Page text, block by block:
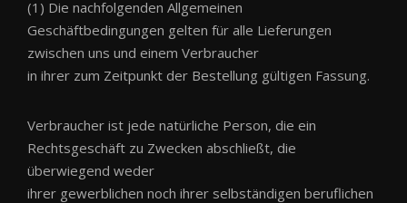
(1) Die nachfolgenden Allgemeinen
Geschäftbedingungen gelten für alle Lieferungen
zwischen uns und einem Verbraucher
in ihrer zum Zeitpunkt der Bestellung gültigen Fassung.
Verbraucher ist jede natürliche Person, die ein
Rechtsgeschäft zu Zwecken abschließt, die
überwiegend weder
ihrer gewerblichen noch ihrer selbständigen beruflichen